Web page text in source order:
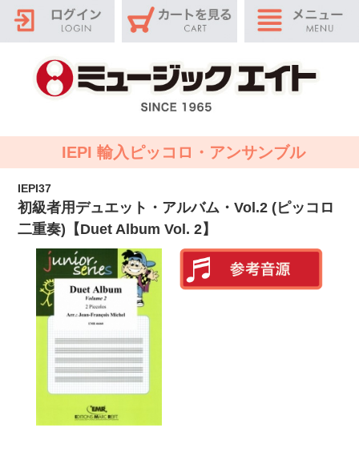
IEPI 輸入ピッコロ・アンサンブル
IEPI37
初級者用デュエット・アルバム・Vol.2 (ピッコロ
二重奏)【Duet Album Vol. 2】